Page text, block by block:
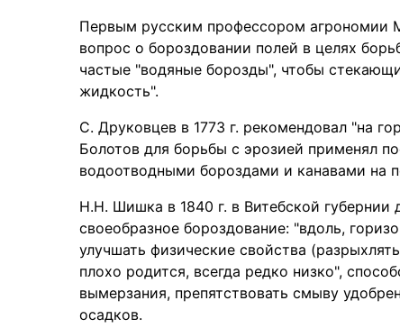
Первым русским профессором агрономии
вопрос о бороздовании полей в целях
частые "водяные борозды", чтобы
жидкость".
С. Друковцев в 1773 г. рекомендовал "на
Болотов для борьбы с эрозией применял
водоотводными бороздами и канавами на
Н.Н. Шишка в 1840 г. в Витебской
своеобразное бороздование: "вдоль,
улучшать физические свойства
плохо родится, всегда редко низко",
вымерзания, препятствовать смыву
осадков.